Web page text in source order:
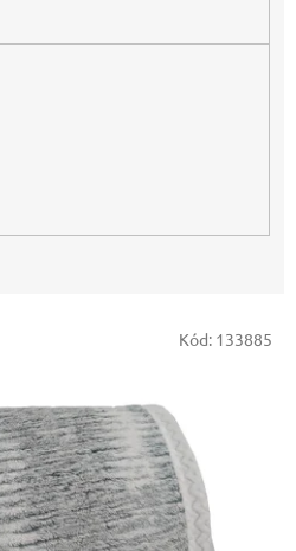
Kód: 133885